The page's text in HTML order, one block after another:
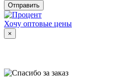
Отправить
Хочу оптовые цены
×